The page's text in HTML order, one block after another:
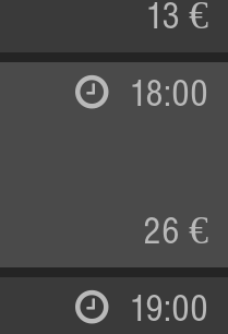
13 €
18:00
26 €
19:00